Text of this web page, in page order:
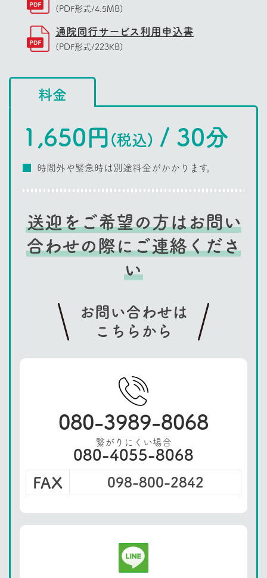
(PDF形式/4.5MB)
通院同行サービス利用申込書
(PDF形式/223KB)
料金
1,650円 (税込) / 30分
時間外や緊急時は別途料金がかかります。
送迎をご希望の方はお問い
合わせの際にご連絡くださ
い
お問い合わせは
こちらから
080-3989-8068
繋がりにくい場合
080-4055-8068
FAX
098-800-2842